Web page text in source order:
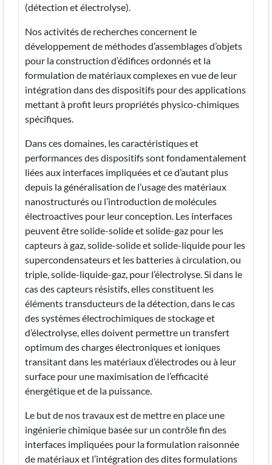
(détection et électrolyse).
Nos activités de recherches concernent le
développement de méthodes d’assemblages d’objets
pour la construction d’édifices ordonnés et la
formulation de matériaux complexes en vue de leur
intégration dans des dispositifs pour des applications
mettant à profit leurs propriétés physico-chimiques
spécifiques.
Dans ces domaines, les caractéristiques et
performances des dispositifs sont fondamentalement
liées aux interfaces impliquées et ce d’autant plus
depuis la généralisation de l’usage des matériaux
nanostructurés ou l’introduction de molécules
électroactives pour leur conception. Les interfaces
peuvent être solide-solide et solide-gaz pour les
capteurs à gaz, solide-solide et solide-liquide pour les
supercondensateurs et les batteries à circulation, ou
triple, solide-liquide-gaz, pour l’électrolyse. Si dans le
cas des capteurs résistifs, elles constituent les
éléments transducteurs de la détection, dans le cas
des systèmes électrochimiques de stockage et
d’électrolyse, elles doivent permettre un transfert
optimum des charges électroniques et ioniques
transitant dans les matériaux d’électrodes ou à leur
surface pour une maximisation de l’efficacité
énergétique et de la puissance.
Le but de nos travaux est de mettre en place une
ingénierie chimique basée sur un contrôle fin des
interfaces impliquées pour la formulation raisonnée
de matériaux et l’intégration des dites formulations